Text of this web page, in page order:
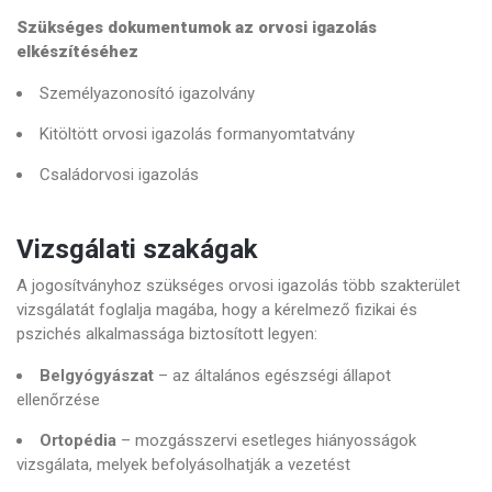
Szükséges dokumentumok az orvosi igazolás
elkészítéséhez
Személyazonosító igazolvány
Kitöltött orvosi igazolás formanyomtatvány
Családorvosi igazolás
Vizsgálati szakágak
A jogosítványhoz szükséges orvosi igazolás több szakterület
vizsgálatát foglalja magába, hogy a kérelmező fizikai és
pszichés alkalmassága biztosított legyen:
Belgyógyászat – az általános egészségi állapot
ellenőrzése
Ortopédia – mozgásszervi esetleges hiányosságok
vizsgálata, melyek befolyásolhatják a vezetést